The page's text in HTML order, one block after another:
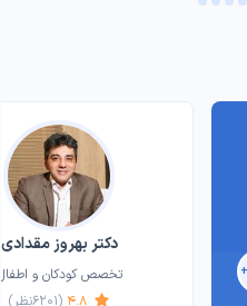
دکتر بهروز مقدادی
تخصص کودکان و
4.8
(
6201نظر)